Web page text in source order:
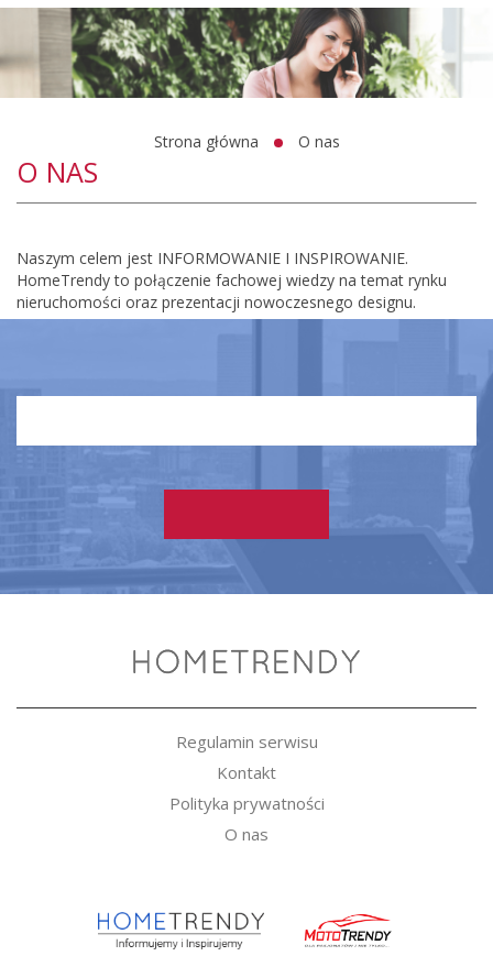
Strona główna O nas
O NAS
Naszym celem jest INFORMOWANIE I INSPIROWANIE.
HomeTrendy to połączenie fachowej wiedzy na temat rynku
nieruchomości oraz prezentacji nowoczesnego designu.
Regulamin serwisu
Kontakt
Polityka prywatności
O nas